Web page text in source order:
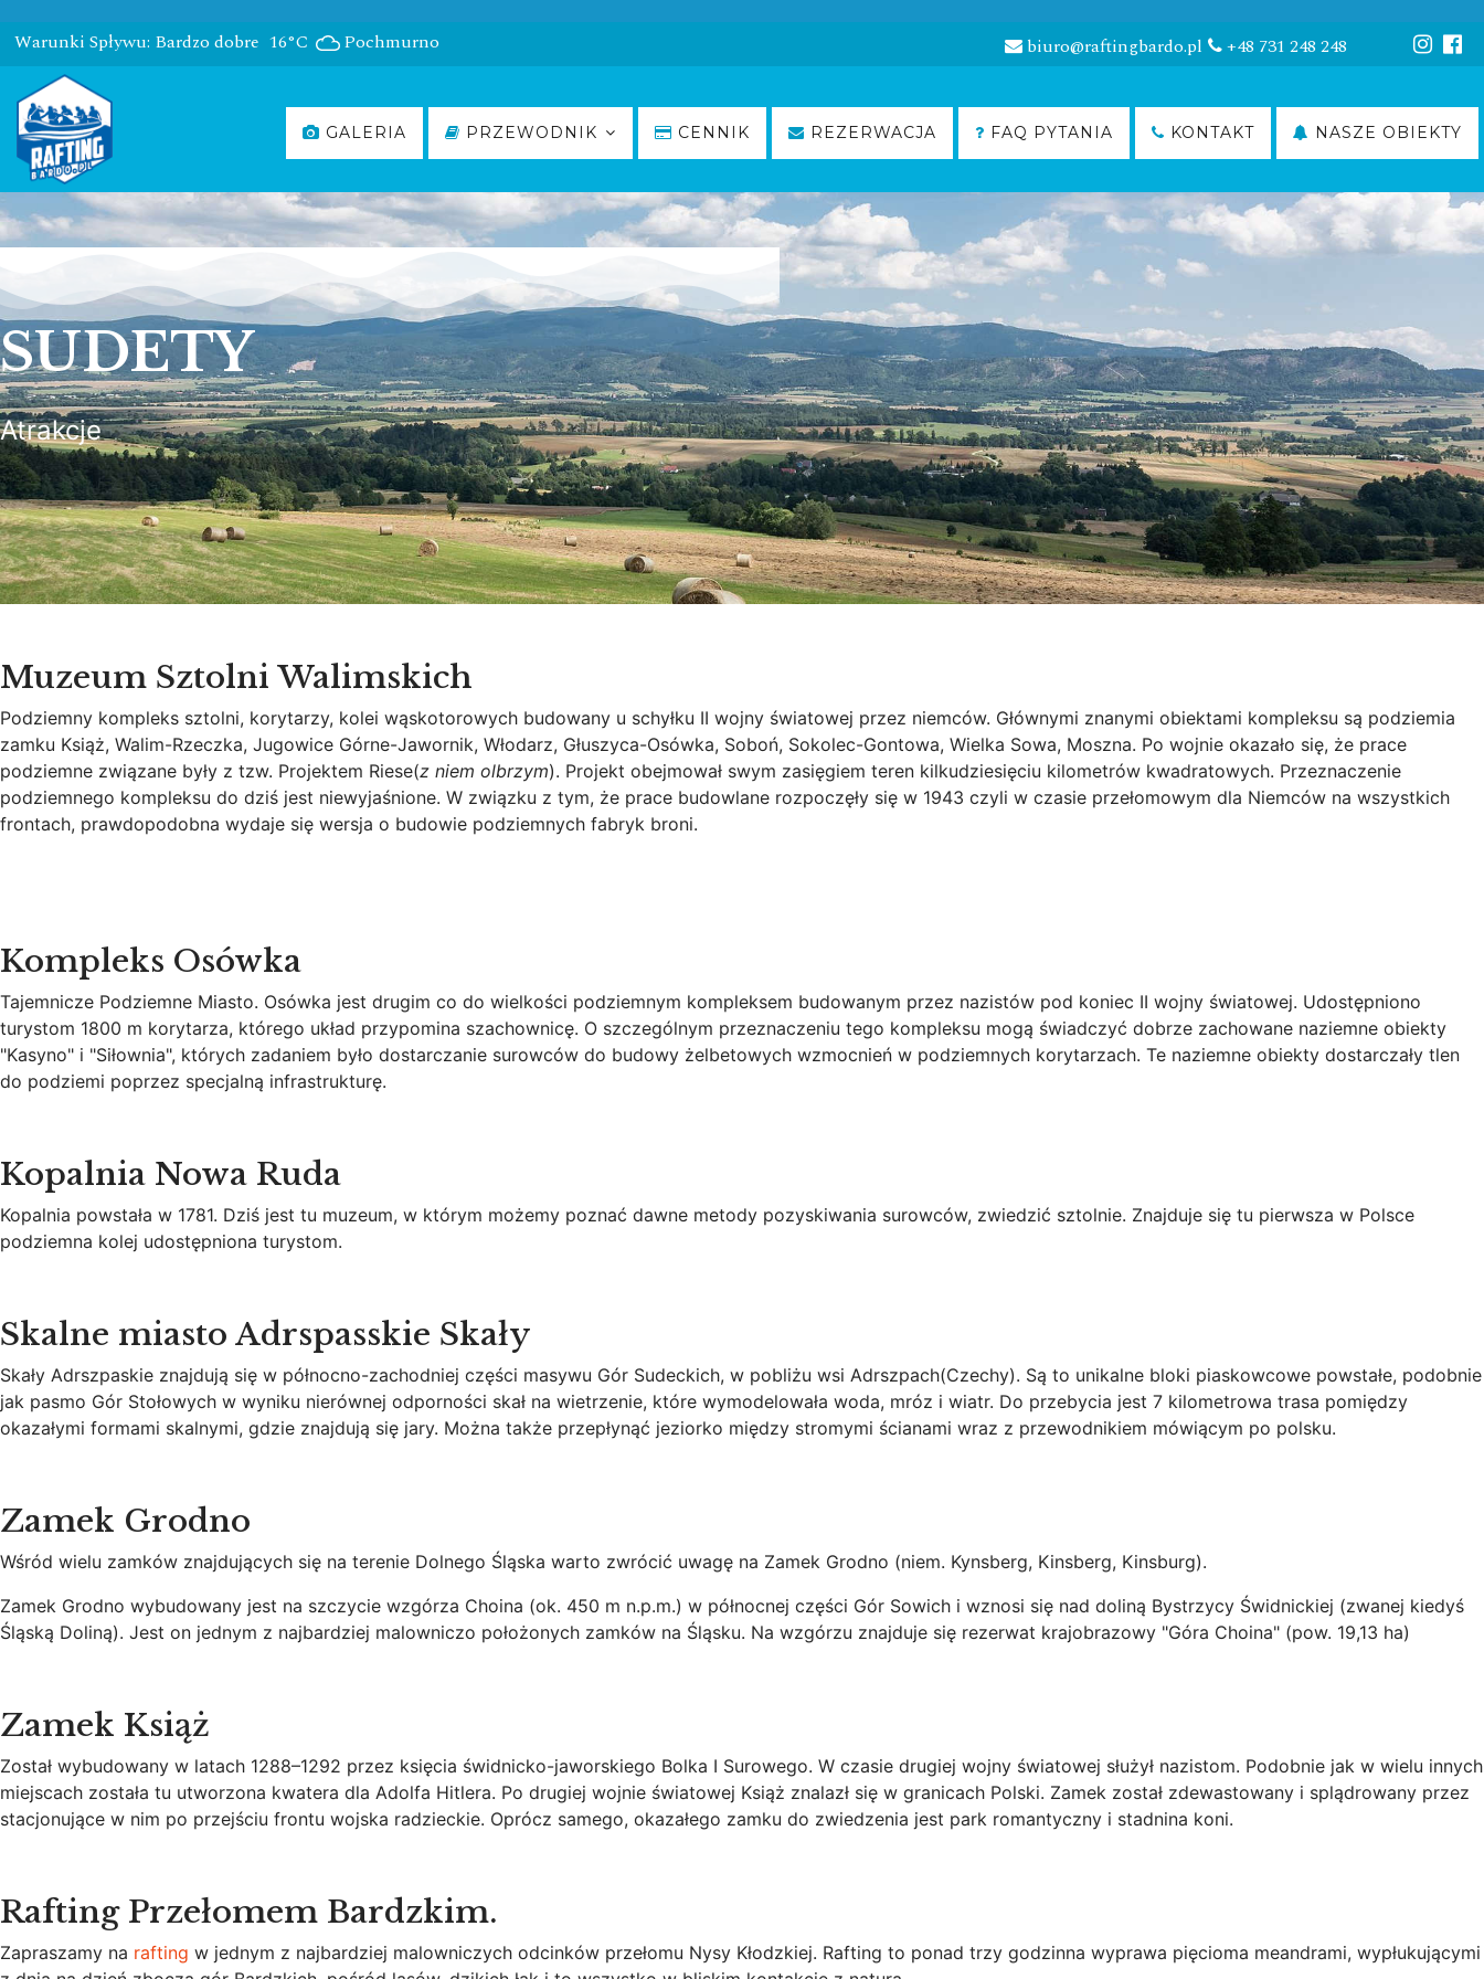
Warunki Spływu: Bardzo dobre 16°C Pochmurno biuro@raftingbardo.pl +48 731 248 248
GALERIA PRZEWODNIK CENNIK REZERWACJA FAQ PYTANIA KONTAKT NASZE OBIEKTY
SUDETY
Atrakcje
Muzeum Sztolni Walimskich
Podziemny kompleks sztolni, korytarzy, kolei wąskotorowych budowany u schyłku II wojny światowej przez niemców. Głównymi znanymi obiektami kompleksu są podziemia
zamku Książ, Walim-Rzeczka, Jugowice Górne-Jawornik, Włodarz, Głuszyca-Osówka, Soboń, Sokolec-Gontowa, Wielka Sowa, Moszna. Po wojnie okazało się, że prace
podziemne związane były z tzw. Projektem Riese(z niem olbrzym). Projekt obejmował swym zasięgiem teren kilkudziesięciu kilometrów kwadratowych. Przeznaczenie
podziemnego kompleksu do dziś jest niewyjaśnione. W związku z tym, że prace budowlane rozpoczęły się w 1943 czyli w czasie przełomowym dla Niemców na wszystkich
frontach, prawdopodobna wydaje się wersja o budowie podziemnych fabryk broni.
Kompleks Osówka
Tajemnicze Podziemne Miasto. Osówka jest drugim co do wielkości podziemnym kompleksem budowanym przez nazistów pod koniec II wojny światowej. Udostępniono
turystom 1800 m korytarza, którego układ przypomina szachownicę. O szczególnym przeznaczeniu tego kompleksu mogą świadczyć dobrze zachowane naziemne obiekty
"Kasyno" i "Siłownia", których zadaniem było dostarczanie surowców do budowy żelbetowych wzmocnień w podziemnych korytarzach. Te naziemne obiekty dostarczały tlen
do podziemi poprzez specjalną infrastrukturę.
Kopalnia Nowa Ruda
Kopalnia powstała w 1781. Dziś jest tu muzeum, w którym możemy poznać dawne metody pozyskiwania surowców, zwiedzić sztolnie. Znajduje się tu pierwsza w Polsce
podziemna kolej udostępniona turystom.
Skalne miasto Adrspasskie Skały
Skały Adrszpaskie znajdują się w północno-zachodniej części masywu Gór Sudeckich, w pobliżu wsi Adrszpach(Czechy). Są to unikalne bloki piaskowcowe powstałe, podobnie
jak pasmo Gór Stołowych w wyniku nierównej odporności skał na wietrzenie, które wymodelowała woda, mróz i wiatr. Do przebycia jest 7 kilometrowa trasa pomiędzy
okazałymi formami skalnymi, gdzie znajdują się jary. Można także przepłynąć jeziorko między stromymi ścianami wraz z przewodnikiem mówiącym po polsku.
Zamek Grodno
Wśród wielu zamków znajdujących się na terenie Dolnego Śląska warto zwrócić uwagę na Zamek Grodno (niem. Kynsberg, Kinsberg, Kinsburg).
Zamek Grodno wybudowany jest na szczycie wzgórza Choina (ok. 450 m n.p.m.) w północnej części Gór Sowich i wznosi się nad doliną Bystrzycy Świdnickiej (zwanej kiedyś
Śląską Doliną). Jest on jednym z najbardziej malowniczo położonych zamków na Śląsku. Na wzgórzu znajduje się rezerwat krajobrazowy "Góra Choina" (pow. 19,13 ha)
Zamek Książ
Został wybudowany w latach 1288–1292 przez księcia świdnicko-jaworskiego Bolka I Surowego. W czasie drugiej wojny światowej służył nazistom. Podobnie jak w wielu innych
miejscach została tu utworzona kwatera dla Adolfa Hitlera. Po drugiej wojnie światowej Książ znalazł się w granicach Polski. Zamek został zdewastowany i splądrowany przez
stacjonujące w nim po przejściu frontu wojska radzieckie. Oprócz samego, okazałego zamku do zwiedzenia jest park romantyczny i stadnina koni.
Rafting Przełomem Bardzkim.
Zapraszamy na rafting w jednym z najbardziej malowniczych odcinków przełomu Nysy Kłodzkiej. Rafting to ponad trzy godzinna wyprawa pięcioma meandrami, wypłukującymi